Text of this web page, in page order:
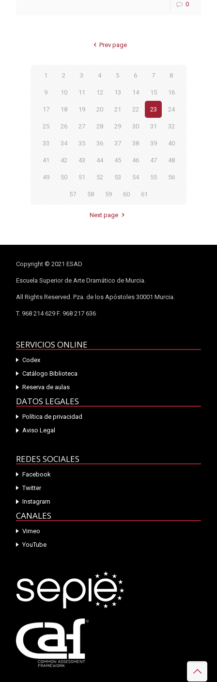
0
Prev page
1 2 3 4 5 6 7 8
9 10 11 12 13 14 15 16
17 18 19 20 21 22 23 24
25 26 27 28 29 30 31 32
33 34 35 36 37 38 39 40
41 42 43 44 45 46 47 48
49 50 51 52 53 54 55 56
57 58 59 60 61
Next page
Copyright © 2021 ESAD
Escuela Superior de Arte Dramático de Murcia.
All Rights Reserved. Pza. de los Apóstoles 30001 Murcia.
T. 968 214 629 F. 968 217 636
SERVICIOS ONLINE
Codex
Catálogo Biblioteca
Reserva de aulas
DATOS LEGALES
Política de privacidad
Aviso Legal
REDES SOCIALES
Facebook
Twitter
Instagram
CANALES
Vimeo
YouTube